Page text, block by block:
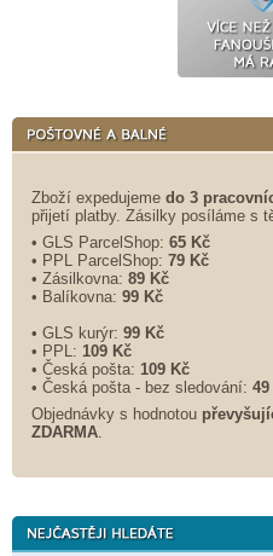
Zboží expedujeme do 3
přijetí platby. Zásilky posíláme s
• GLS ParcelShop: 65 Kč
• PPL ParcelShop: 79 Kč
• Zásilkovna: 89 Kč
• Balíkovna: 99 Kč
• GLS kurýr: 99 Kč
• PPL: 109 Kč
• Česká pošta: 109 Kč
• Česká pošta - bez sledování:
Objednávky s hodnotou
ZDARMA